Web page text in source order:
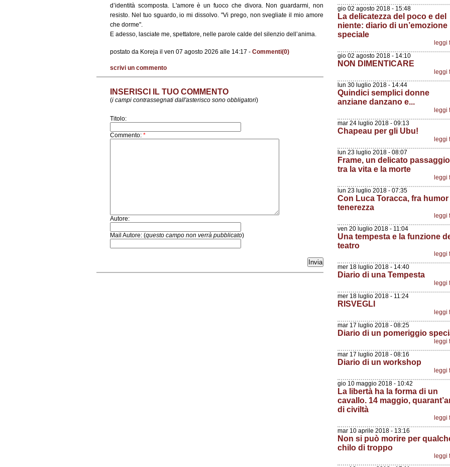
d’identità scomposta. L'amore è un fuoco che divora. Non guardarmi, non
resisto. Nel tuo sguardo, io mi dissolvo. "Vi prego, non svegliate il mio amore
che dorme".
E adesso, lasciate me, spettatore, nelle parole calde del silenzio dell’anima.
postato da Koreja il ven 07 agosto 2026 alle 14:17 - Commenti(0)
scrivi un commento
INSERISCI IL TUO COMMENTO
(i campi contrassegnati dall'asterisco sono obbligatori)
Titolo:
Commento: *
Autore:
Mail Autore: (questo campo non verrà pubblicato)
gio 02 agosto 2018 - 15:48
La delicatezza del poco e del
niente: diario di un’emozione
speciale
leggi
gio 02 agosto 2018 - 14:10
NON DIMENTICARE
leggi
lun 30 luglio 2018 - 14:44
Quindici semplici donne
anziane danzano e...
leggi
mar 24 luglio 2018 - 09:13
Chapeau per gli Ubu!
leggi
lun 23 luglio 2018 - 08:07
Frame, un delicato passaggio
tra la vita e la morte
leggi
lun 23 luglio 2018 - 07:35
Con Luca Toracca, fra humor
tenerezza
leggi
ven 20 luglio 2018 - 11:04
Una tempesta e la funzione
teatro
leggi
mer 18 luglio 2018 - 14:40
Diario di una Tempesta
leggi
mer 18 luglio 2018 - 11:24
RISVEGLI
leggi
mar 17 luglio 2018 - 08:25
Diario di un pomeriggio
leggi
mar 17 luglio 2018 - 08:16
Diario di un workshop
leggi
gio 10 maggio 2018 - 10:42
La libertà ha la forma di un
cavallo. 14 maggio,
di civiltà
leggi
mar 10 aprile 2018 - 13:16
Non si può morire per
chilo di troppo
leggi